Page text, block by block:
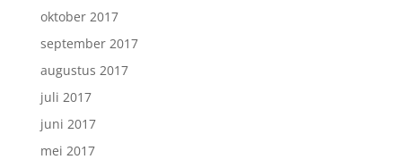
oktober 2017
september 2017
augustus 2017
juli 2017
juni 2017
mei 2017